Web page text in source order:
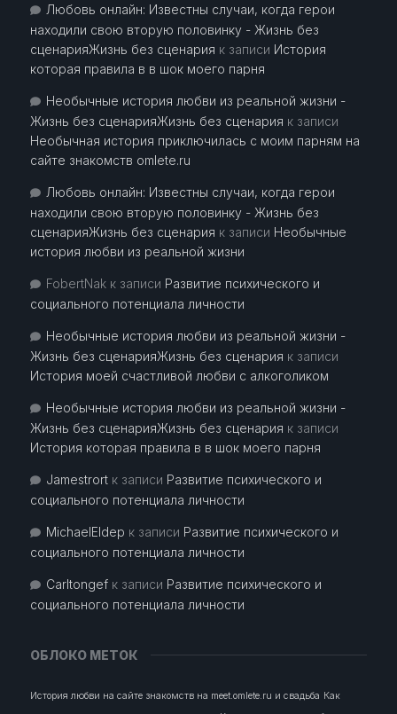
Любовь онлайн: Известны случаи, когда герои
находили свою вторую половинку - Жизнь без
сценарияЖизнь без сценария к записи История
которая правила в в шок моего парня
Необычные история любви из реальной жизни -
Жизнь без сценарияЖизнь без сценария к записи
Необычная история приключилась с моим парням на
сайте знакомств omlete.ru
Любовь онлайн: Известны случаи, когда герои
находили свою вторую половинку - Жизнь без
сценарияЖизнь без сценария к записи Необычные
история любви из реальной жизни
FobertNakк записи Развитие психического и
социального потенциала личности
Необычные история любви из реальной жизни -
Жизнь без сценарияЖизнь без сценария к записи
История моей счастливой любви с алкоголиком
Необычные история любви из реальной жизни -
Жизнь без сценарияЖизнь без сценария к записи
История которая правила в в шок моего парня
Jamestrortк записи Развитие психического и
социального потенциала личности
MichaelEldep к записи Развитие психического и
социального потенциала личности
Carltongefк записи Развитие психического и
социального потенциала личности
ОБЛОКО МЕТОК
История любви на сайте знакомств на meet.omlete.ru и свадьба Как